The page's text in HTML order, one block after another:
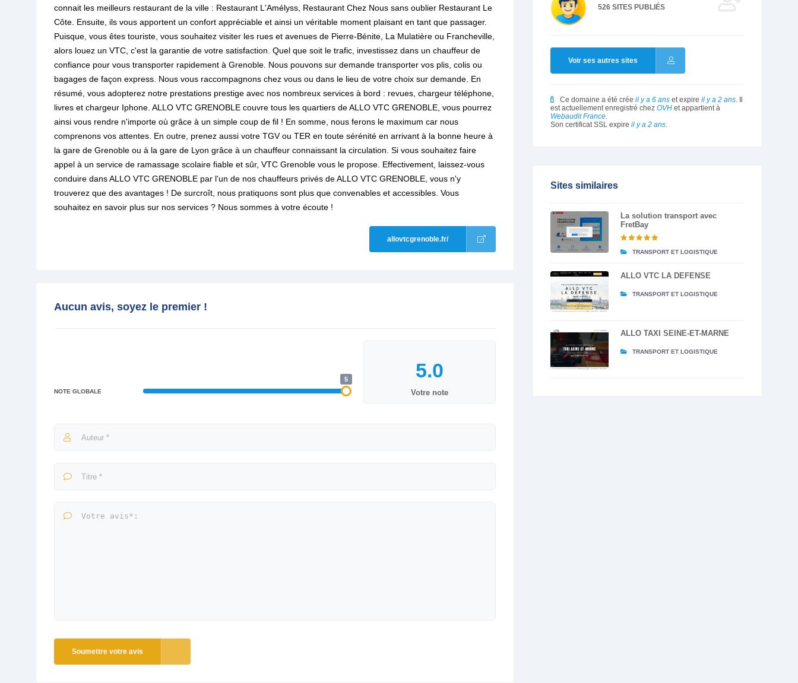
connait les meilleurs restaurant de la ville : Restaurant L'Amélyss, Restaurant Chez Nous sans oublier Restaurant Le
Côte. Ensuite, ils vous apportent un confort appréciable et ainsi un véritable moment plaisant en tant que passager.
Puisque, vous êtes touriste, vous souhaitez visiter les rues et avenues de Pierre-Bénite, La Mulatière ou Francheville,
alors louez un VTC, c'est la garantie de votre satisfaction. Quel que soit le trafic, investissez dans un chauffeur de
confiance pour vous transporter rapidement à Grenoble. Nous pouvons sur demande transporter vos plis, colis ou
bagages de façon express. Nous vous raccompagnons chez vous ou dans le lieu de votre choix sur demande. En
résumé, vous adopterez notre prestations prestige avec nos nombreux services à bord : revues, chargeur téléphone,
livres et chargeur Iphone. ALLO VTC GRENOBLE couvre tous les quartiers de ALLO VTC GRENOBLE, vous pourrez
ainsi vous rendre n'importe où grâce à un simple coup de fil ! En somme, nous ferons le maximum car nous
comprenons vos attentes. En outre, prenez aussi votre TGV ou TER en toute sérénité en arrivant à la bonne heure à
la gare de Grenoble ou à la gare de Lyon grâce à un chauffeur connaissant la circulation. Si vous souhaitez faire
appel à un service de ramassage scolaire fiable et sûr, VTC Grenoble vous le propose. Effectivement, laissez-vous
conduire dans ALLO VTC GRENOBLE par l'un de nos chauffeurs privés de ALLO VTC GRENOBLE, vous n'y
trouverez que des avantages ! De surcroît, nous pratiquons sont plus que convenables et accessibles. Vous
souhaitez en savoir plus sur nos services ? Nous sommes à votre écoute !
allovtcgrenoble.fr/
Aucun avis, soyez le premier !
NOTE GLOBALE
5
Votre note
Soumettre votre avis
526 SITES PUBLIÉS
Voir ses autres sites
Ce domaine a été crée il y a 6 ans et expire il y a 2 ans. Il
est actuellement enregistré chez OVH et appartient à
Webaudit France.
Son certificat SSL expire il y a 2 ans.
Sites similaires
La solution transport avec
FretBay
TRANSPORT ET LOGISTIQUE
ALLO VTC LA DEFENSE
TRANSPORT ET LOGISTIQUE
ALLO TAXI SEINE-ET-MARNE
TRANSPORT ET LOGISTIQUE